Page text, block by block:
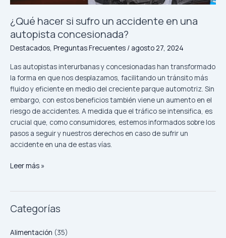
Categorías
Alimentación (35)
¿Qué hacer si sufro un accidente en una
autopista concesionada?
Destacados, Preguntas Frecuentes / agosto 27, 2024
Las autopistas interurbanas y concesionadas han transformado
la forma en que nos desplazamos, facilitando un tránsito más
fluido y eficiente en medio del creciente parque automotriz. Sin
embargo, con estos beneficios también viene un aumento en el
riesgo de accidentes. A medida que el tráfico se intensifica, es
crucial que, como consumidores, estemos informados sobre los
pasos a seguir y nuestros derechos en caso de sufrir un
accidente en una de estas vías.
Leer más »